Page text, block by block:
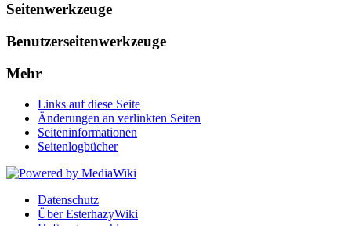
Seitenwerkzeuge
Benutzerseitenwerkzeuge
Mehr
Links auf diese Seite
Änderungen an verlinkten Seiten
Seiten­informationen
Seitenlogbücher
Datenschutz
Über EsterhazyWiki